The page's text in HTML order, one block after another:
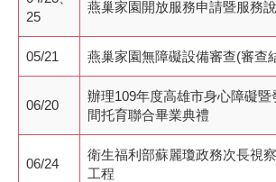
25
燕巢家園開放服務申請暨服務
05/21 燕巢家園無障礙設備審查(審查
06/20
辦理109年度高雄市身心障礙暨
間托育聯合畢業典禮
06/24
衛生福利部蘇麗瓊政務次長視
工程